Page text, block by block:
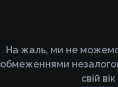
На жаль, ми не можемо
обмеженнями
свій